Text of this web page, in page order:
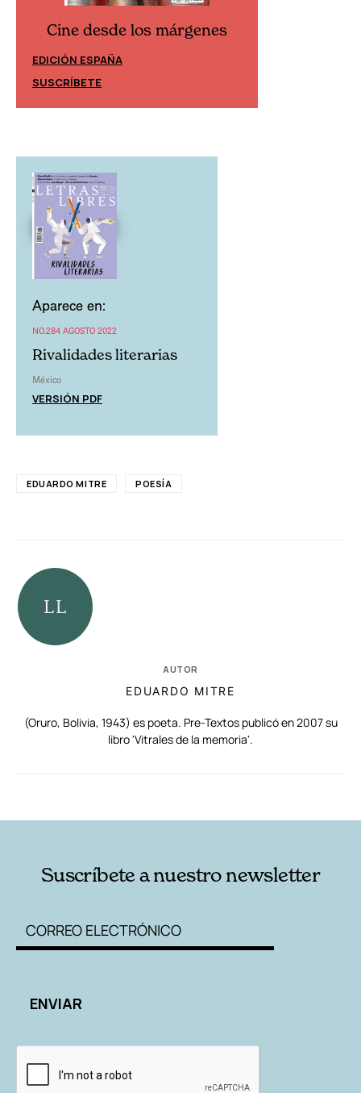
Cine desde los márgenes
EDICIÓN ESPAÑA
SUSCRÍBETE
Aparece en:
NO.284 AGOSTO 2022
Rivalidades literarias
México
VERSIÓN PDF
EDUARDO MITRE POESÍA
AUTOR
EDUARDO MITRE
(Oruro, Bolivia, 1943) es poeta. Pre-Textos publicó en 2007 su
libro 'Vitrales de la memoria'.
Suscríbete a nuestro newsletter